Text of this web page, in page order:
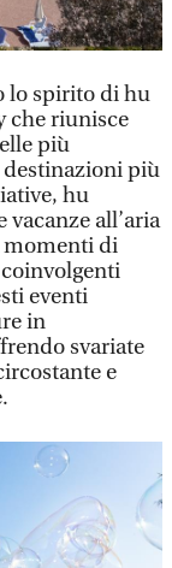
lo spirito di hu
che riunisce
più
destinazioni più
hu
all’aria
momenti di
eventi
in
svariate
e